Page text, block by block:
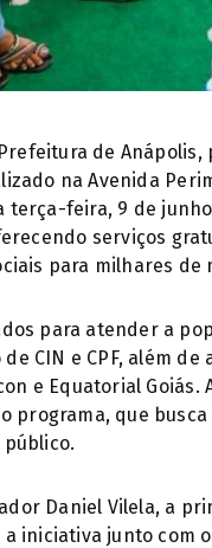
de
na Avenida
terça-feira, 9 de
serviços
para milhares de
para atender a
CIN e CPF, além
e Equatorial
programa, que
Daniel Vilela, a
iniciativa junto com